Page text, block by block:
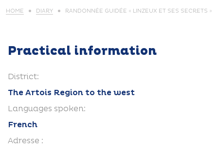
HOME DIARY RANDONNÉE GUIDÉE « LINZEUX ET SES SECRETS »
Practical information
District:
The Artois Region to the west
Languages spoken:
French
Adresse :